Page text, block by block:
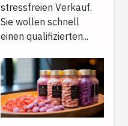
stressfreien Verkauf.
Sie wollen schnell
einen qualifizierten...